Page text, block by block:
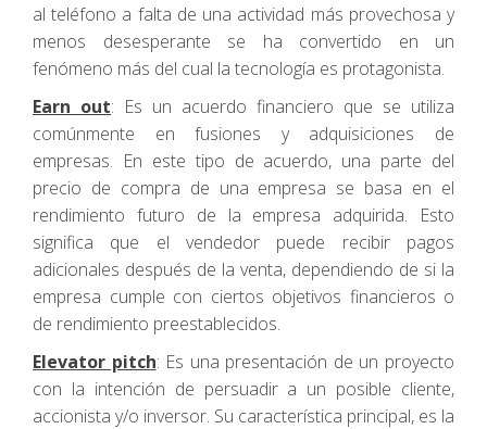
al teléfono a falta de una actividad más provechosa y
menos desesperante se ha convertido en un
fenómeno más del cual la tecnología es protagonista.
Earn out: Es un acuerdo financiero que se utiliza
comúnmente en fusiones y adquisiciones de
empresas. En este tipo de acuerdo, una parte del
precio de compra de una empresa se basa en el
rendimiento futuro de la empresa adquirida. Esto
significa que el vendedor puede recibir pagos
adicionales después de la venta, dependiendo de si la
empresa cumple con ciertos objetivos financieros o
de rendimiento preestablecidos.
Elevator pitch: Es una presentación de un proyecto
con la intención de persuadir a un posible cliente,
accionista y/o inversor. Su característica principal, es la